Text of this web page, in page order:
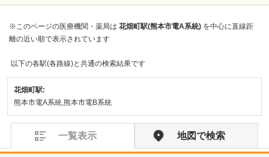
※このページの医療機関・薬局は 花畑町駅(熊本市電A系統) を中心に直線距
離の近い順で表示されています
以下の各駅(各路線)と共通の検索結果です
花畑町駅:
熊本市電A系統,熊本市電B系統
一覧表示 地図で検索